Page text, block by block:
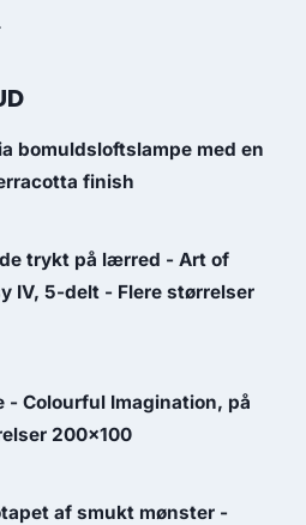
bomuldsloftslampe med en
finish
trykt på lærred - Art of
IV, 5-delt - Flere størrelser
- Colourful Imagination, på
200x100
af smukt mønster -